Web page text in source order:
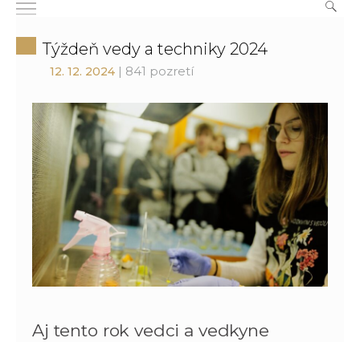
Týždeň vedy a techniky 2024
12. 12. 2024 | 841 pozretí
Aj tento rok vedci a vedkyne